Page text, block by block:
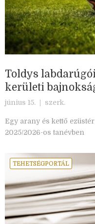
Toldys
kerületi
június 15. | szerk.
Egy arany és kettő
2025/2026-os tanévben
TEHETSÉGPORTÁL